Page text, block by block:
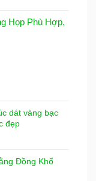
Họp Phù Hợp,
dát vàng bạc
đẹp
Đồng Khổ